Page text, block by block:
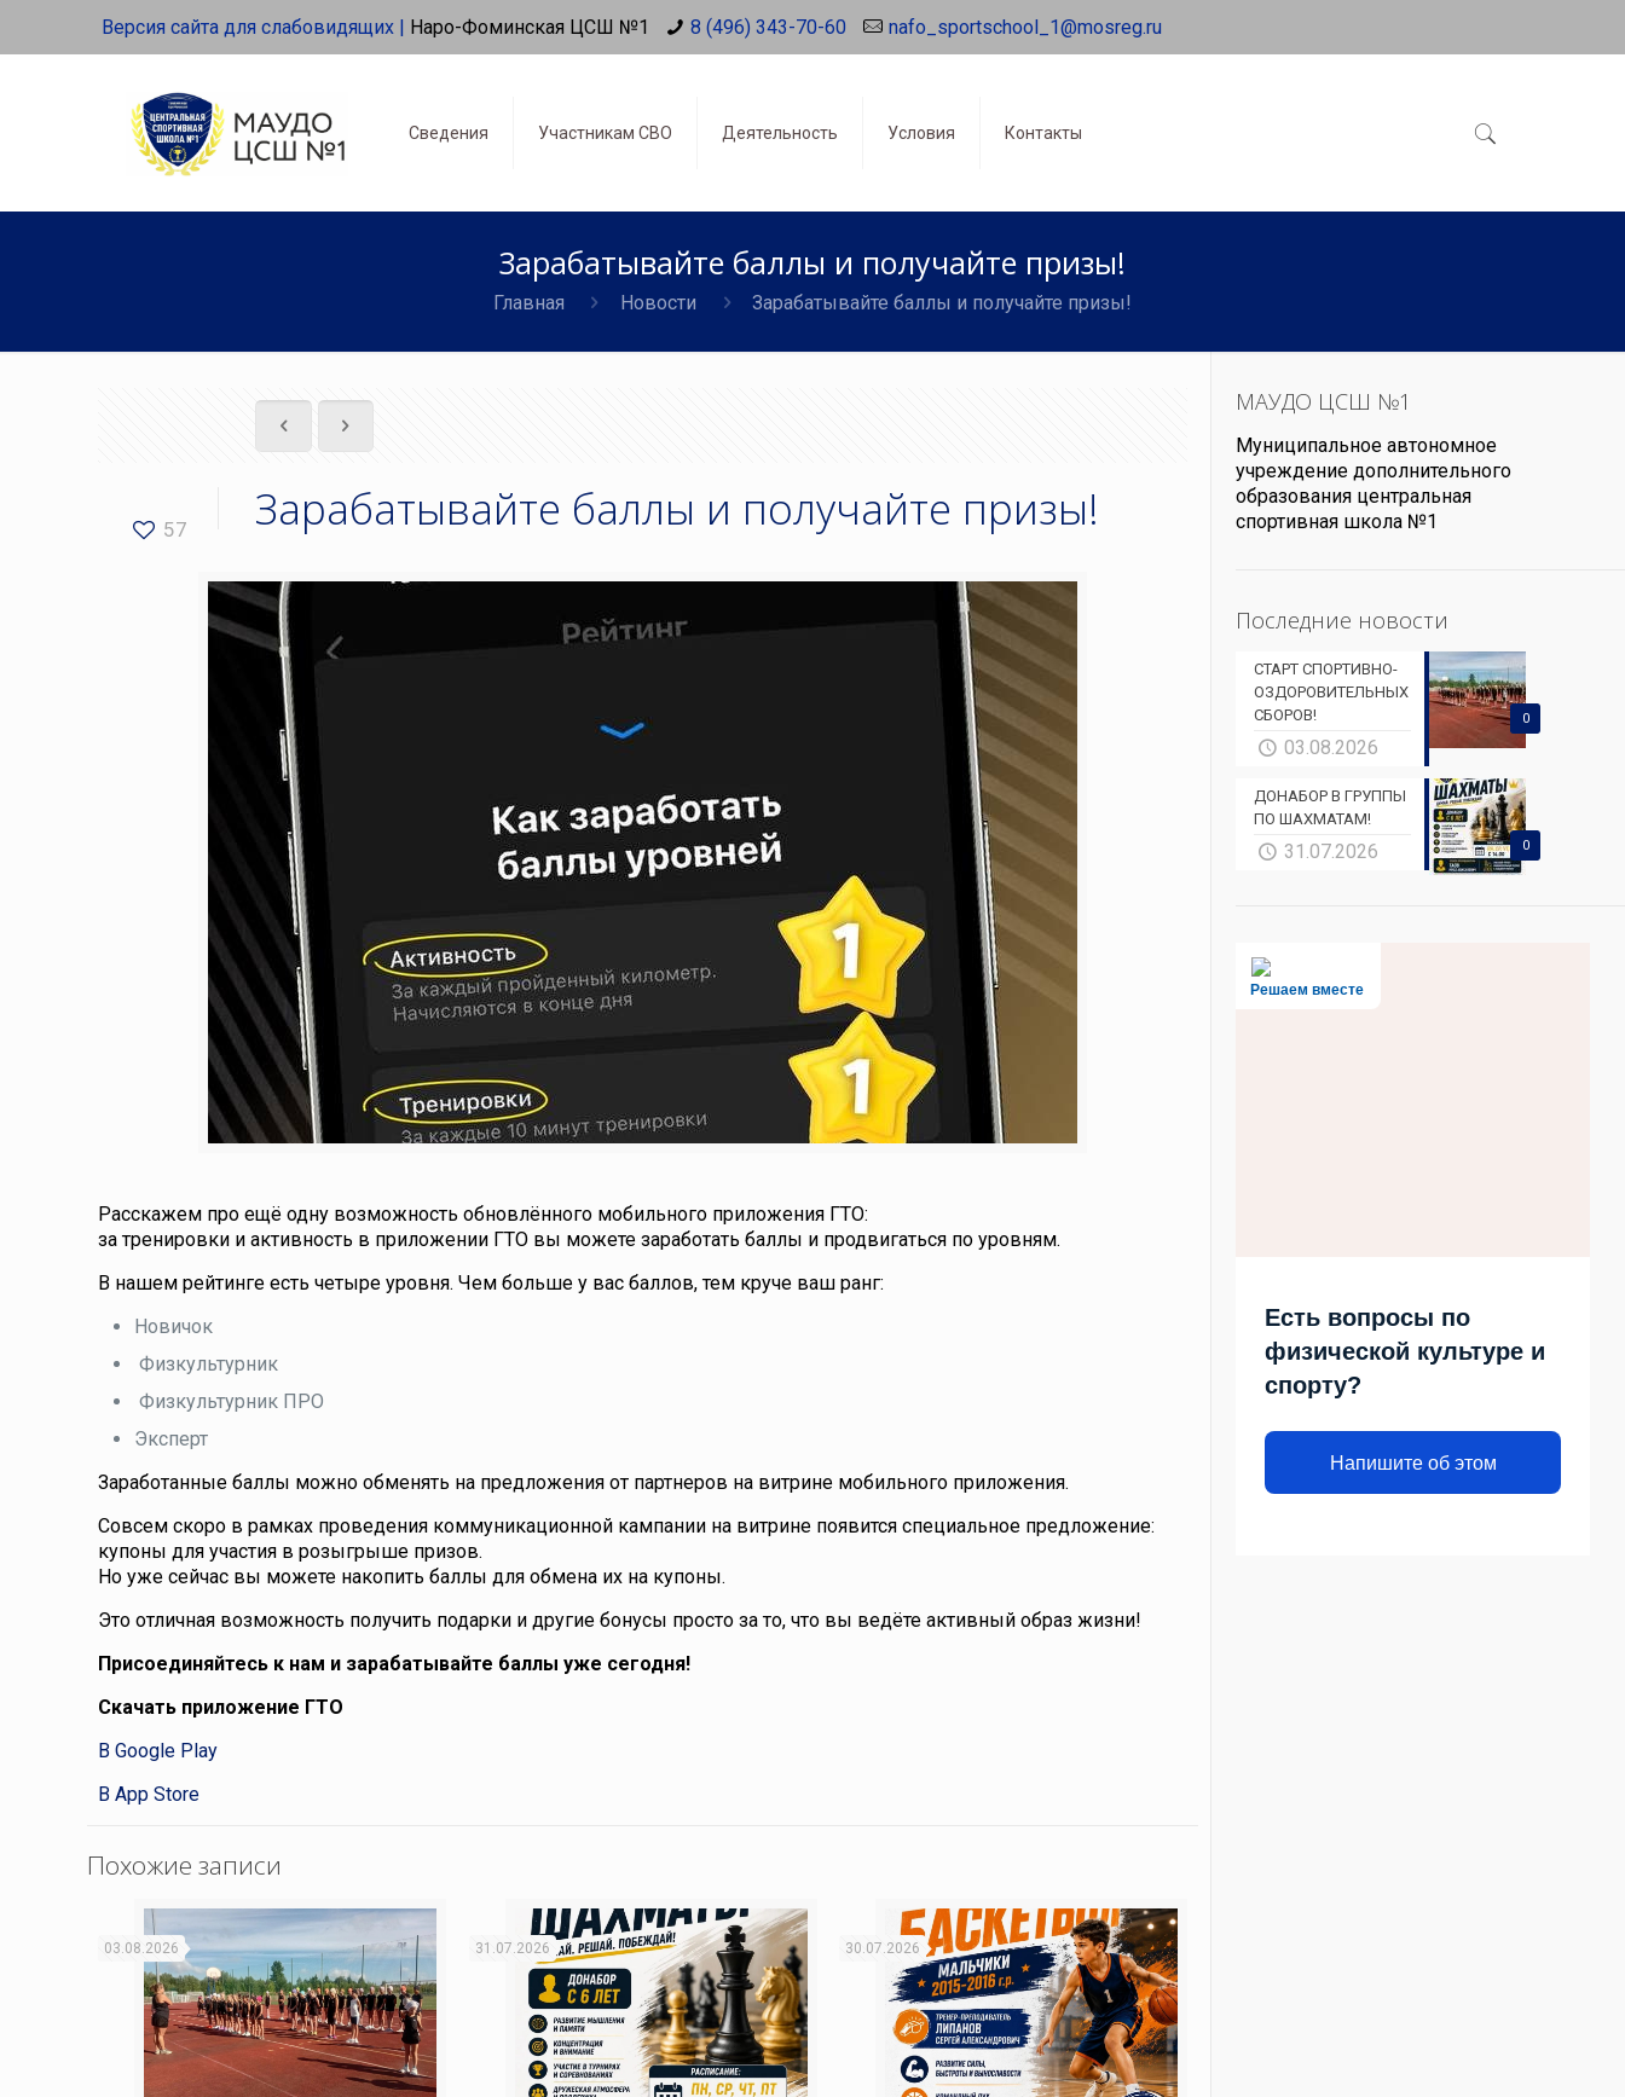
Версия сайта для слабовидящих | Наро-Фоминская ЦСШ №1 8 (496) 343-70-60 nafo_sportschool_1@mosreg.ru
Сведения Участникам СВО Деятельность Условия Контакты
Зарабатывайте баллы и получайте призы!
Главная Новости Зарабатывайте баллы и получайте призы!
57 Зарабатывайте баллы и получайте призы!
Расскажем про ещё одну возможность обновлённого мобильного приложения ГТО:
за тренировки и активность в приложении ГТО вы можете заработать баллы и продвигаться по уровням.
В нашем рейтинге есть четыре уровня. Чем больше у вас баллов, тем круче ваш ранг:
Новичок
Физкультурник
Физкультурник ПРО
Эксперт
Заработанные баллы можно обменять на предложения от партнеров на витрине мобильного приложения.
Совсем скоро в рамках проведения коммуникационной кампании на витрине появится специальное предложение:
купоны для участия в розыгрыше призов.
Но уже сейчас вы можете накопить баллы для обмена их на купоны.
Это отличная возможность получить подарки и другие бонусы просто за то, что вы ведёте активный образ жизни!
Присоединяйтесь к нам и зарабатывайте баллы уже сегодня!
Скачать приложение ГТО
В Google Play
В App Store
Похожие записи
03.08.2026 31.07.2026 30.07.2026
МАУДО ЦСШ №1
Муниципальное автономное
учреждение дополнительного
образования центральная
спортивная школа №1
Последние новости
0
СТАРТ СПОРТИВНО-
ОЗДОРОВИТЕЛЬНЫХ
СБОРОВ!
03.08.2026
0
ДОНАБОР В ГРУППЫ
ПО ШАХМАТАМ!
31.07.2026
Решаем вместе
Есть вопросы по
физической культуре и
спорту?
Напишите об этом